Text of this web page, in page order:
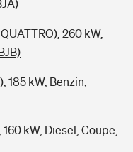
260 kW,
185 kW, Benzin,
kW, Diesel, Coupe,